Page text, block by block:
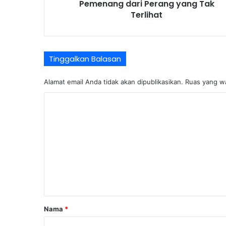
Pemenang dari Perang yang Tak
Terlihat
Tinggalkan Balasan
Alamat email Anda tidak akan dipublikasikan. Ruas yang
rNama *